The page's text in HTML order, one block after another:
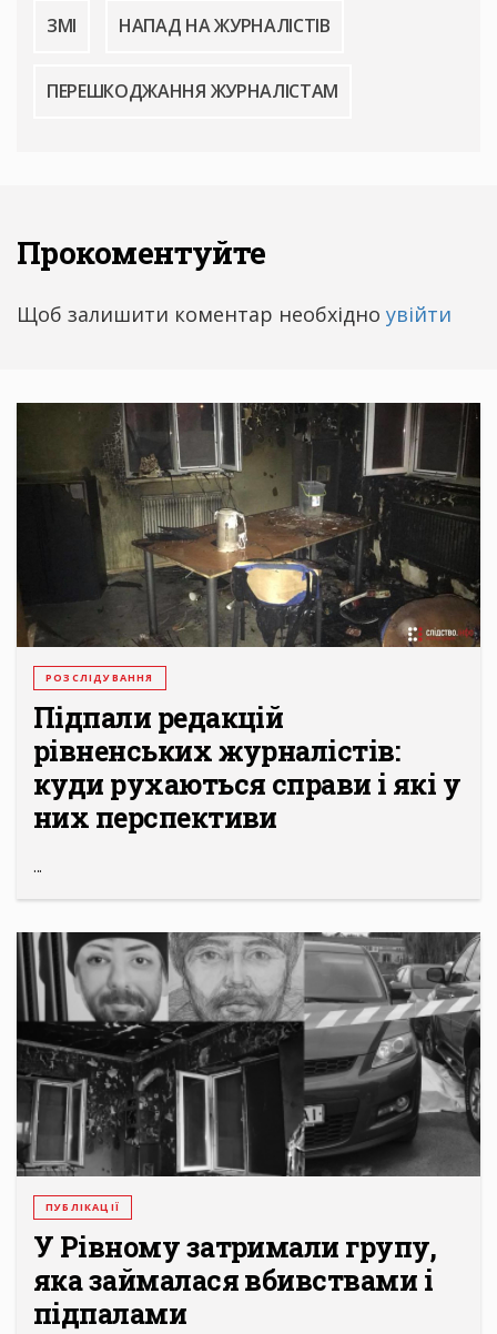
ЗМІ НАПАД НА ЖУРНАЛІСТІВ
ПЕРЕШКОДЖАННЯ ЖУРНАЛІСТАМ
Прокоментуйте
Щоб залишити коментар необхідно увійти
РОЗСЛІДУВАННЯ
Підпали редакцій
рівненських журналістів:
куди рухаються справи і які у
них перспективи
...
ПУБЛІКАЦІЇ
У Рівному затримали групу,
яка займалася вбивствами і
підпалами